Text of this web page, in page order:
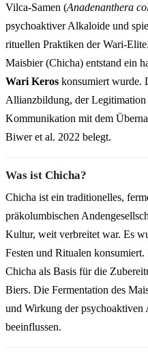
Vilca-Samen (Anadenanthera
psychoaktiver Alkaloide und
rituellen Praktiken der Wari-
Maisbier (Chicha) entstand ein
Wari Keros konsumiert wurde.
Allianzbildung, der
Kommunikation mit dem
Biwer et al. 2022 belegt.
Was ist Chicha?
Chicha ist ein traditionelles,
präkolumbischen
Kultur, weit verbreitet war. Es
Festen und Ritualen
Chicha als Basis für die
Biers. Die Fermentation des
und Wirkung der psychoaktiven
beeinflussen.